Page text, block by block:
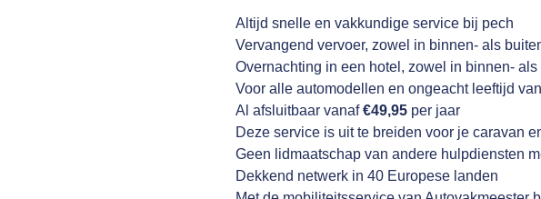
Altijd snelle en vakkundige service bij pech
Vervangend vervoer, zowel in binnen- als
Overnachting in een hotel, zowel in binnen- als
Voor alle automodellen en ongeacht leeftijd
Al afsluitbaar vanaf€49,95 per jaar
Deze service is uit te breiden voor je caravan
Geen lidmaatschap van andere hulpdiensten
Dekkend netwerk in 40 Europese landen